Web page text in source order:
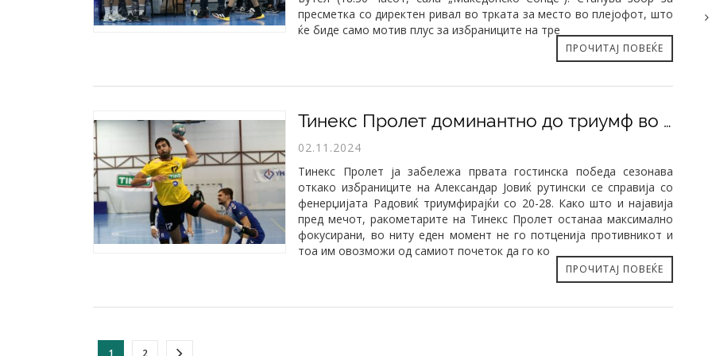
пресметка со директен ривал во трката за место во плејофот, што
ќе биде само мотив плус за избраниците на тре
ПРОЧИТАЈ ПОВЕЌЕ
Тинекс Пролет доминантно до триумф во Радовиш (20-28)
02.11.2024
Тинекс Пролет ја забележа првата гостинска победа сезонава
откако избраниците на Александар Јовиќ рутински се справија со
фенерџијата Радовиќ триумфирајќи со 20-28. Како што и најавија
пред мечот, ракометарите на Тинекс Пролет останаа максимално
фокусирани, во ниту еден момент не го потценија противникот и
тоа им овозможи од самиот почеток да го ко
ПРОЧИТАЈ ПОВЕЌЕ
1 2